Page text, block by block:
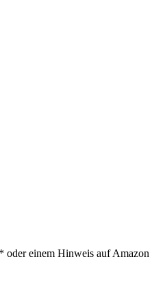
oder einem Hinweis auf